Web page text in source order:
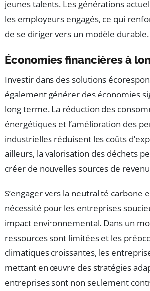
jeunes talents. Les générations
les employeurs engagés, ce qui
de se diriger vers un modèle durable.
Économies financières à
Investir dans des solutions
également générer des économies
long terme. La réduction des
énergétiques et l’amélioration des
industrielles réduisent les coûts
ailleurs, la valorisation des déchets
créer de nouvelles sources de
S’engager vers la neutralité carbone
nécessité pour les entreprises
impact environnemental. Dans un
ressources sont limitées et les
climatiques croissantes, les
mettant en œuvre des stratégies
entreprises sont non seulement